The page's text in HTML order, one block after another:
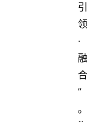
引
领
·
融
合
”
。